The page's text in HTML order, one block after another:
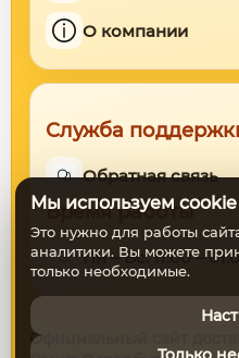
Мы используем cookie
Это нужно для работы
аналитики. Вы можете
только необходимые.
О компании
Служба
Обратная связь
Время работы
Пн – Вс: 11:00 –
Официальный сайт